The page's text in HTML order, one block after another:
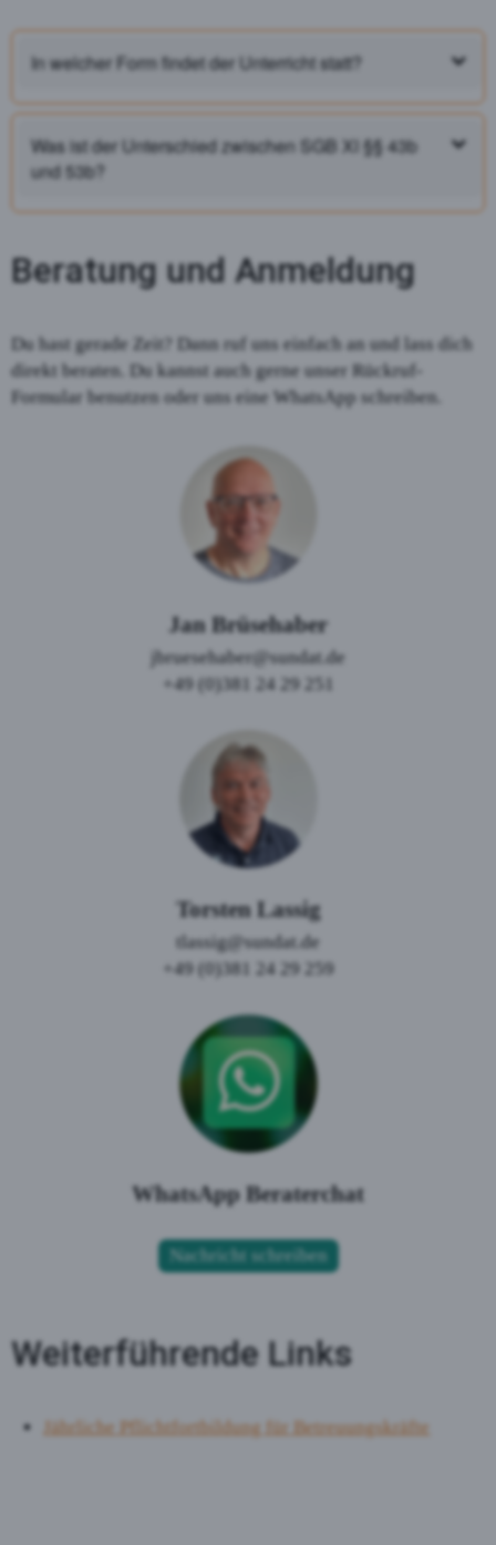
In welcher Form findet der Unterricht statt?
Was ist der Unterschied zwischen SGB XI §§ 43b
und 53b?
Beratung und Anmeldung
Du hast gerade Zeit? Dann ruf uns einfach an und lass dich
direkt beraten. Du kannst auch gerne unser Rückruf-
Formular benutzen oder uns eine WhatsApp schreiben.
Jan Brüsehaber
jbruesehaber@sundat.de
+49 (0)381 24 29 251
Torsten Lassig
tlassig@sundat.de
+49 (0)381 24 29 259
WhatsApp Beraterchat
Nachricht schreiben
Weiterführende Links
Jährliche Pflichtfortbildung für Betreuungskräfte